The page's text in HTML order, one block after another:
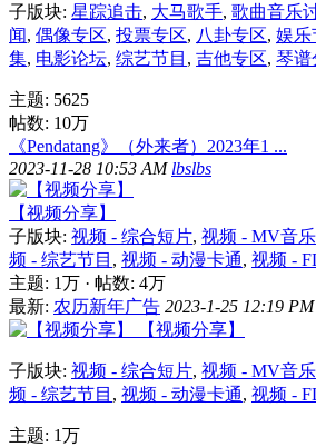
子版块: 星踪追击, 大马歌手, 歌曲音乐
闻, 偶像专区, 投票专区, 八卦专区, 娱乐
集, 电影论坛, 综艺节目 , 吉他专区, 琴谱
主题: 5625
帖数: 10万
《Pendatang》（外来者）2023年1 ...
2023-11-28 10:53 AM lbslbs
【视频分享】
子版块: 视频 - 综合短片, 视频 - MV音乐
频 - 综艺节目 , 视频 - 动漫卡通, 视频 -
主题: 1万 · 帖数: 4万
最新: 农历新年广告 2023-1-25 12:19 PM
【视频分享】
子版块: 视频 - 综合短片, 视频 - MV音乐
频 - 综艺节目 , 视频 - 动漫卡通, 视频 -
主题: 1万